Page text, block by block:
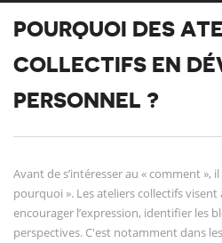
POURQUOI DES
COLLECTIFS EN
PERSONNEL ?
Avant de s’intéresser au « comment »,
pourquoi ». Les ateliers collectifs
encourager l’expression, identifier les
perspectives. C'est notamment dans